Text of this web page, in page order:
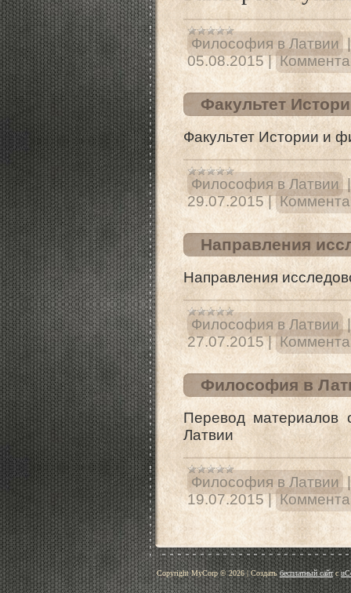
Философия в Латвии
05.08.2015 |
Факультет
Факультет Истории и
Философия в Латвии
29.07.2015 |
Направления
Направления
Философия в Латвии
27.07.2015 |
Философия в
Перевод материалов
Латвии
Философия в Латвии
19.07.2015 |
Copyright MyCorp © 2026|Создатьбесплатный сайтс